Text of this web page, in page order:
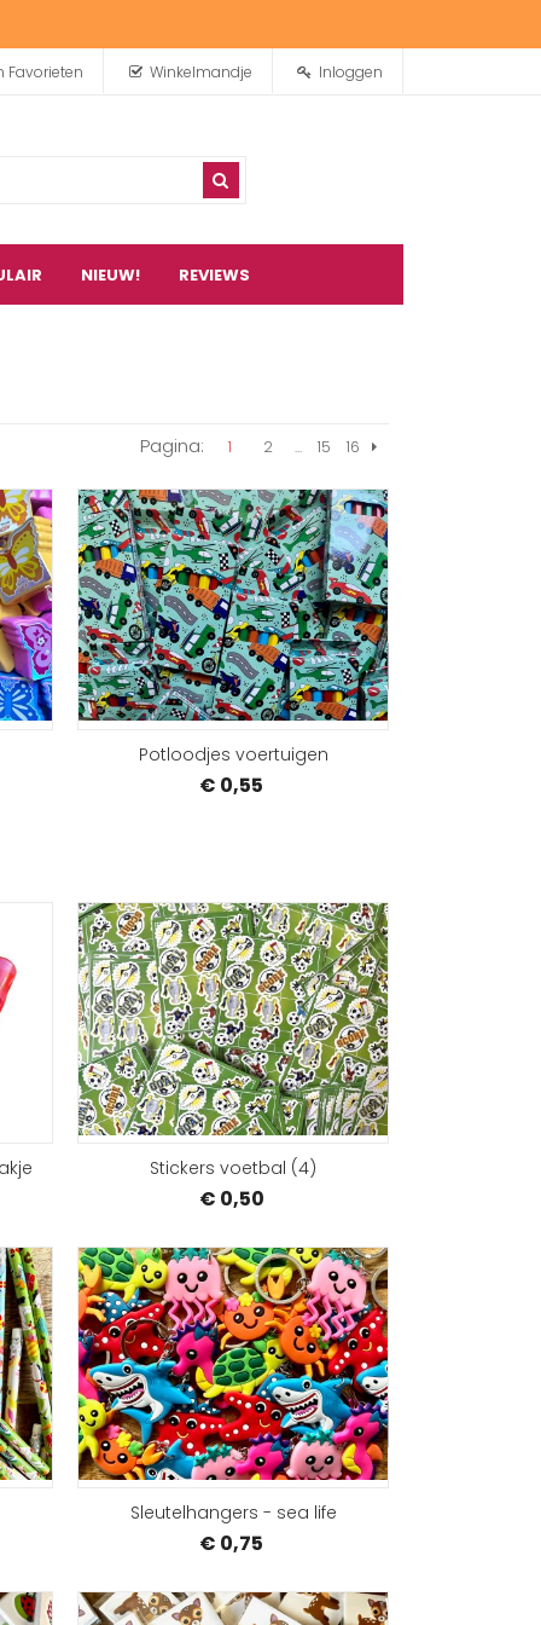
Favorieten Winkelmandje Inloggen
NIEUW! REVIEWS
Pagina: 1 2 ... 15
16
BESTELLEN
Potloodjes voertuigen
€ 0,55
BESTELLEN
Stickers voetbal (4)
€ 0,50
BESTELLEN
Sleutelhangers - sea life
€ 0,75